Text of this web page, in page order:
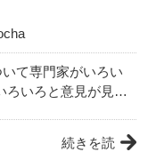
て専門家がいろい
ろいろと意見が見…
続きを読